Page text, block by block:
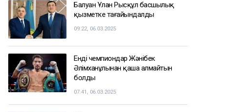
Балуан Ұлан Рысқұл басшылық
қызметке тағайындалды
09:22, 06.03.2025
Енді чемпиондар Жәнібек
Әлімханұлынан қаша алмайтын
болды
07:41, 06.03.2025